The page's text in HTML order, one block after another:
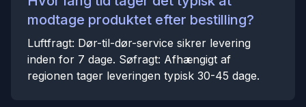
modtage produktet efter bestilling?
Luftfragt: Dør-til-dør-service sikrer levering
inden for 7 dage. Søfragt: Afhængigt af
regionen tager leveringen typisk 30-45 dage.